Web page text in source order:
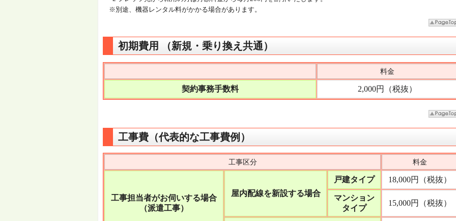
※別途、機器レンタル料がかかる場合があります。
初期費用 （新規・乗り換え共通）
料金
契約事務手数料 2,000円（税抜）
工事費（代表的な工事費例）
工事区分 料金
工事担当者がお伺いする場合
（派遣工事）
屋内配線を新設する場合
戸建タイプ 18,000円（税抜）
マンション
タイプ
15,000円（税抜）